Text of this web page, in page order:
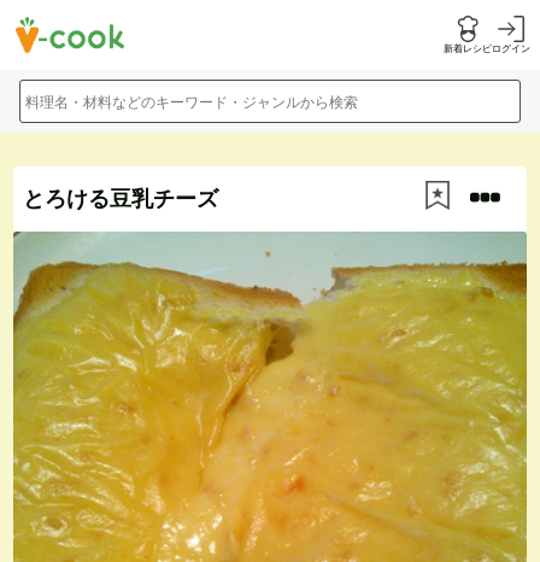
新着レシピログイン
料理名・材料などのキーワード・ジャンルから検索
とろける豆乳チーズ